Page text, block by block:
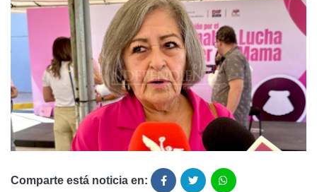
Comparte está noticia en: